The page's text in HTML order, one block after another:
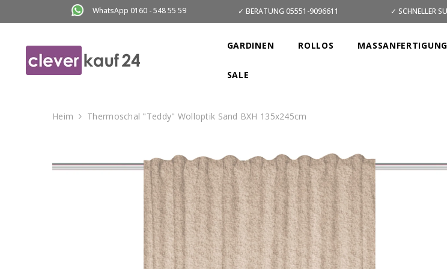
WhatsApp 0160 - 548 55 59 ✓ BERATUNG 05551-9096611 ✓ SCHNELLER
GARDINEN ROLLOS MASSANFERTIGUNG
SALE
Heim Thermoschal "Teddy" Wolloptik Sand BXH 135x245cm